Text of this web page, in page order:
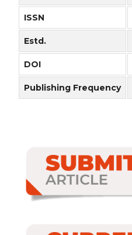
ISSN
Estd.
DOI
Publishing Frequency